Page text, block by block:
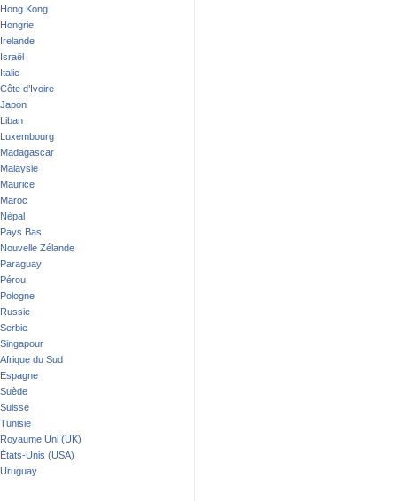
Hong Kong
Hongrie
Irelande
Israël
Italie
Côte d’Ivoire
Japon
Liban
Luxembourg
Madagascar
Malaysie
Maurice
Maroc
Népal
Pays Bas
Nouvelle Zélande
Paraguay
Pérou
Pologne
Russie
Serbie
Singapour
Afrique du Sud
Espagne
Suède
Suisse
Tunisie
Royaume Uni (UK)
États-Unis (USA)
Uruguay